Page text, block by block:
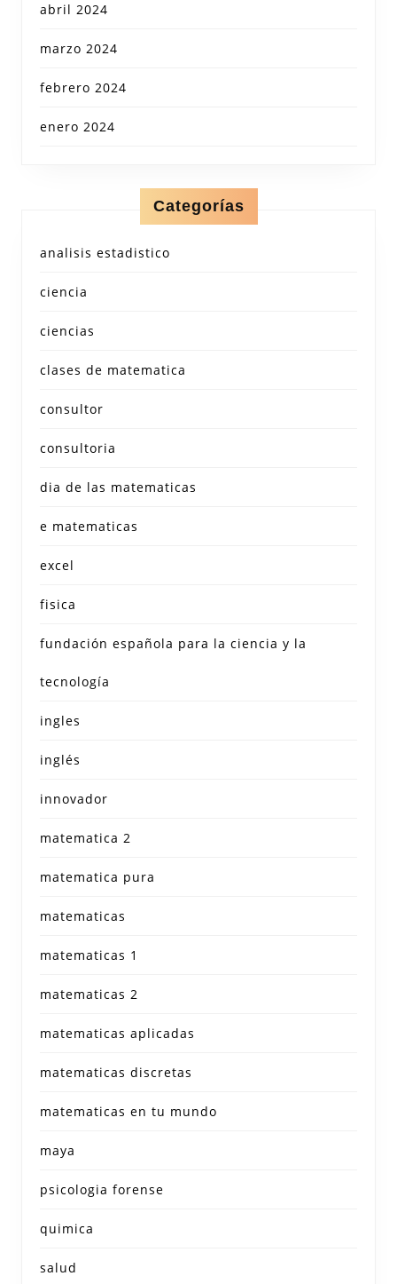
abril 2024
marzo 2024
febrero 2024
enero 2024
Categorías
analisis estadistico
ciencia
ciencias
clases de matematica
consultor
consultoria
dia de las matematicas
e matematicas
excel
fisica
fundación española para la ciencia y la
tecnología
ingles
inglés
innovador
matematica 2
matematica pura
matematicas
matematicas 1
matematicas 2
matematicas aplicadas
matematicas discretas
matematicas en tu mundo
maya
psicologia forense
quimica
salud